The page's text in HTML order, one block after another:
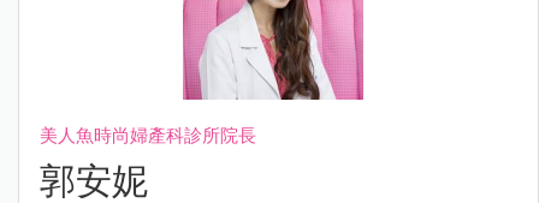
美人魚時尚婦產科診所院長
郭安妮